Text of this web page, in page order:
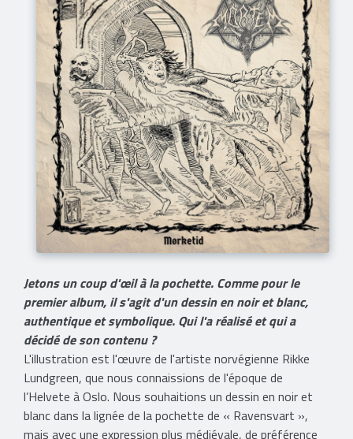
Jetons un coup d'œil à la pochette. Comme pour le
premier album, il s'agit d'un dessin en noir et blanc,
authentique et symbolique. Qui l'a réalisé et qui a
décidé de son contenu ?
L'illustration est l'œuvre de l'artiste norvégienne Rikke
Lundgreen, que nous connaissions de l'époque de
l’Helvete à Oslo. Nous souhaitions un dessin en noir et
blanc dans la lignée de la pochette de « Ravensvart »,
mais avec une expression plus médiévale, de préférence